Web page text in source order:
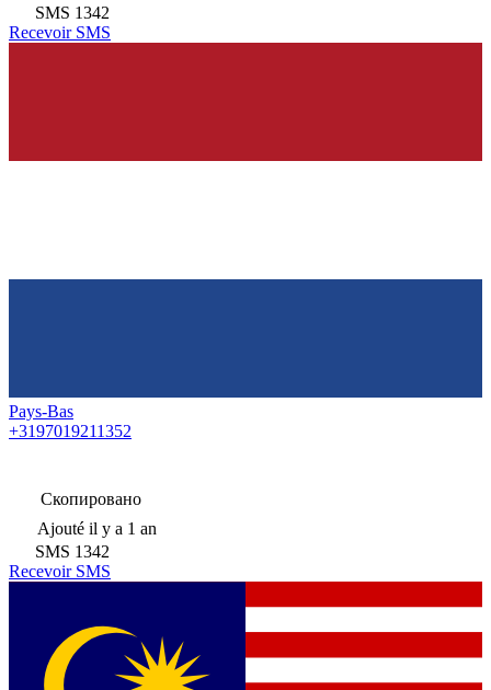
SMS 1342
Recevoir SMS
Pays-Bas
+3197019211352
Скопировано
Ajouté il y a 1 an
SMS 1342
Recevoir SMS